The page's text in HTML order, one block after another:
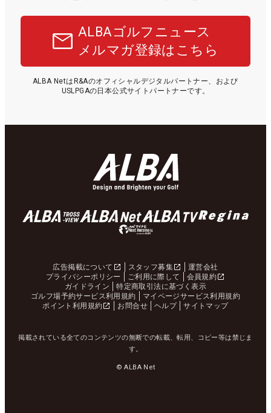
ALBAゴルフニュース
メルマガ登録はこちら
ALBA NetはR&Aのオフィシャルデジタルパートナー、および
USLPGAの日本公式サイトパートナーです。
広告掲載について スタッフ募集
運営会社
プライバシーポリシー
ご利用に際して
会員規約
ガイドライン
特定商取引法に基づく表示
ゴルフ場予約サービス利用規約
マイページサービス利用規約
ポイント利用規約
お問合せ ヘルプ サイトマップ
掲載されている全てのコンテンツの無断での転載、転用、コピー等は禁じま
す。
© ALBA Net